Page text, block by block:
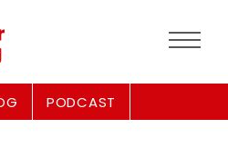
PODCAST